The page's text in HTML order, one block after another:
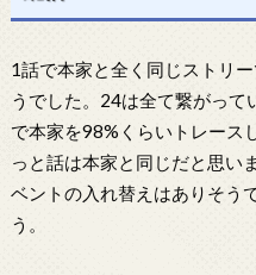
1話で本家と全く同じストリ
うでした。24は全て繋がって
で本家を98%くらいトレース
っと話は本家と同じだと思い
ベントの入れ替えはありそう
う。